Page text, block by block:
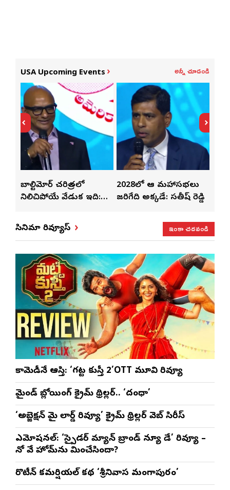
USA Upcoming Events అన్నీ చూడండి
బాల్టిమోర్ చరిత్రలో
నిలిచిపోయే వేడుక ఇది:
2028లో ఆటా మహాసభలు
జరిగేది అక్కడే: సతీష్ రెడ్డి
సినిమా రివ్యూస్ ఇంకా చదవండి
కామెడీనే ఆస్తి: ‘గట్ట కుస్తీ 2’OTT మూవి రివ్యూ
మైండ్ బ్లోయింగ్ క్రైమ్ థ్రిల్లర్.. ‘దంధా’
‘అబ్జెక్ష‌న్ మై లార్డ్ రివ్యూ’ క్రైమ్ థ్రిల్ల‌ర్ వెబ్ సిరీస్
ఎమోష‌న‌ల్‌: ‘స్పైడర్ మ్యాన్ బ్రాండ్ న్యూ డే’ రివ్యూ –
నో వే హోమ్‌ను మించేసిందా?
రొటీన్‌ కమర్షియల్‌ కథ ‘శ్రీనివాస మంగాపురం’